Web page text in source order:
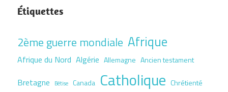
Étiquettes
2ème guerre mondiale Afrique
Afrique du Nord Algérie Allemagne Ancien testament
Bretagne Bêtise Canada Catholique Chrétienté